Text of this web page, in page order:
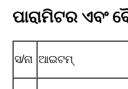
ପାରାମିଟର ଏବଂ
ସ/ନା ଆଇଟମ୍‌